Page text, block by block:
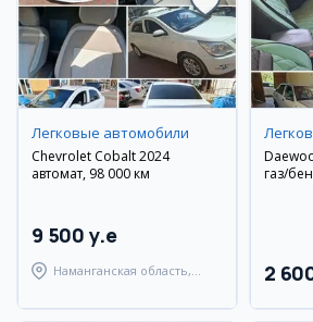
Легковые автомобили
Chevrolet Cobalt 2024
автомат, 98 000 км
9 500 y.e
Наманганская область,
газ/
2